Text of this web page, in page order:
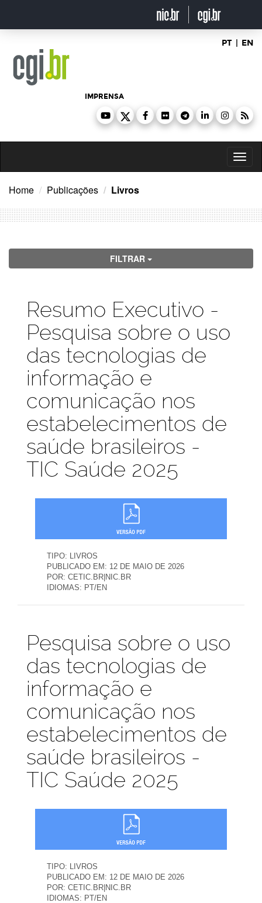
o
PT | EN
IMPRENSA
Home Publicações Livros
FILTRAR
Publicações
Resumo Executivo -
Pesquisa sobre o uso
das tecnologias de
informação e
comunicação nos
estabelecimentos de
saúde brasileiros -
TIC Saúde 2025
TIPO: LIVROS
PUBLICADO EM: 12 DE MAIO DE 2026
POR: CETIC.BR|NIC.BR
IDIOMAS: PT/EN
Publicações
Pesquisa sobre o uso
das tecnologias de
informação e
comunicação nos
estabelecimentos de
saúde brasileiros -
TIC Saúde 2025
TIPO: LIVROS
PUBLICADO EM: 12 DE MAIO DE 2026
POR: CETIC.BR|NIC.BR
IDIOMAS: PT/EN